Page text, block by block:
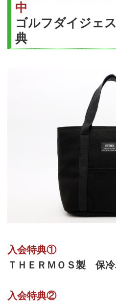
中
ゴルフダイジェ
典
入会特典①
ＴＨＥＲＭＯＳ製 保
入会特典②